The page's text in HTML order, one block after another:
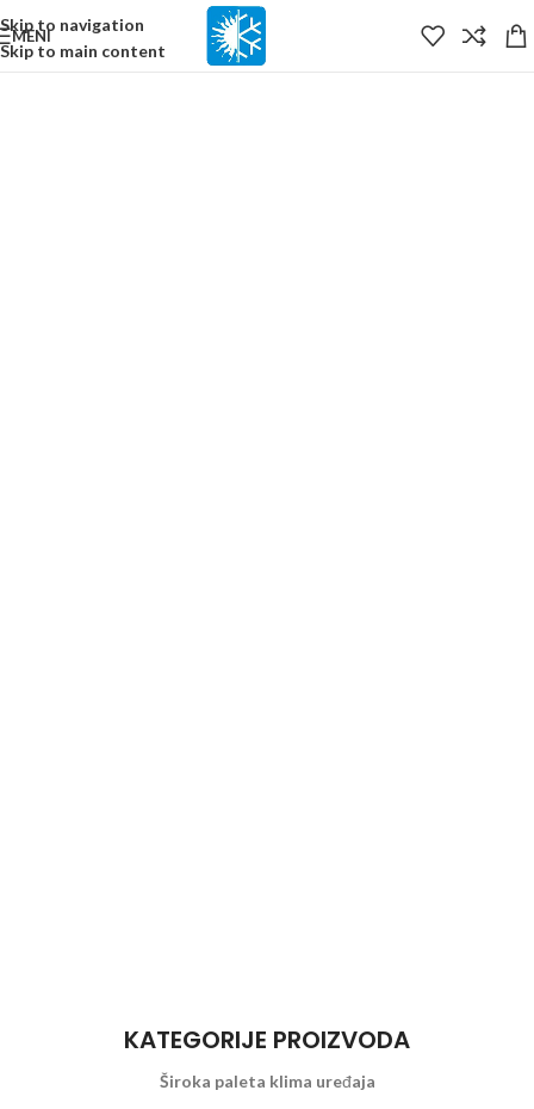
Skip to navigation
Skip to main content
MENI
KATEGORIJE PROIZVODA
Široka paleta klima uređaja